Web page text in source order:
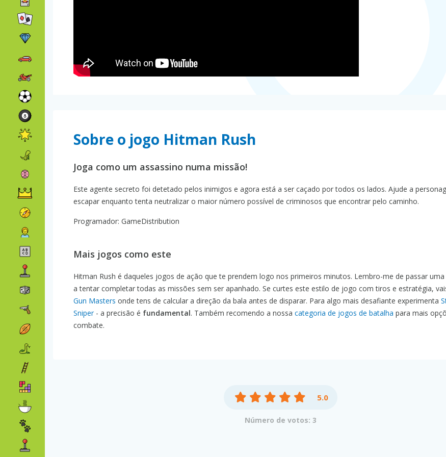
Sobre o jogo Hitman Rush
Joga como um assassino numa missão!
Este agente secreto foi detetado pelos inimigos e agora está a ser caçado por todos os lados. Ajude a
escapar enquanto tenta neutralizar o maior número possível de criminosos que encontrar pelo caminho.
Programador: GameDistribution
Mais jogos como este
Hitman Rush é daqueles jogos de ação que te prendem logo nos primeiros minutos. Lembro-me de passar
a tentar completar todas as missões sem ser apanhado. Se curtes este estilo de jogo com tiros e estratégia,
Gun Masters onde tens de calcular a direção da bala antes de disparar. Para algo mais desafiante experimenta
Sniper- a precisão é fundamental. Também recomendo a nossa categoria de jogos de batalha para mais
combate.
5.0
Número de votos: 3